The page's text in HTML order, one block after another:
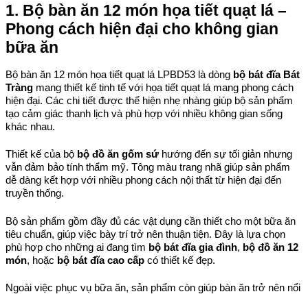
1. Bộ bàn ăn 12 món họa tiết quạt lá –
Phong cách hiện đại cho không gian
bữa ăn
Bộ bàn ăn 12 món họa tiết quạt lá LPBD53 là dòng bộ bát đĩa Bát
Tràng mang thiết kế tinh tế với họa tiết quạt lá mang phong cách
hiện đại. Các chi tiết được thể hiện nhẹ nhàng giúp bộ sản phẩm
tạo cảm giác thanh lịch và phù hợp với nhiều không gian sống
khác nhau.
Thiết kế của bộ bộ đồ ăn gốm sứ hướng đến sự tối giản nhưng
vẫn đảm bảo tính thẩm mỹ. Tông màu trang nhã giúp sản phẩm
dễ dàng kết hợp với nhiều phong cách nội thất từ hiện đại đến
truyền thống.
Bộ sản phẩm gồm đầy đủ các vật dụng cần thiết cho một bữa ăn
tiêu chuẩn, giúp việc bày trí trở nên thuận tiện. Đây là lựa chọn
phù hợp cho những ai đang tìm bộ bát đĩa gia đình, bộ đồ ăn 12
món, hoặc bộ bát đĩa cao cấp có thiết kế đẹp.
Ngoài việc phục vụ bữa ăn, sản phẩm còn giúp bàn ăn trở nên nổi